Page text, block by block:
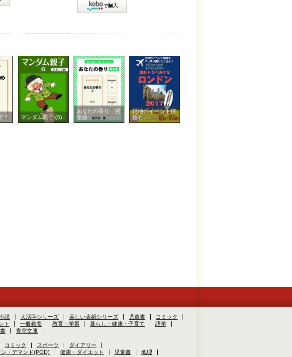
？ マンダム親子 (6)
あなたの香り 完
全版
現地のイベント情
報も ...
説 大活字シリーズ 美しい表紙シリーズ 児童書
コミック
ト 一般教養 教育・学習 暮らし・健康・子育て
語学
青空文庫
コミック スポーツ
ダイアリー
・デマンド(POD) 健康・ダイエット 児童書
地理